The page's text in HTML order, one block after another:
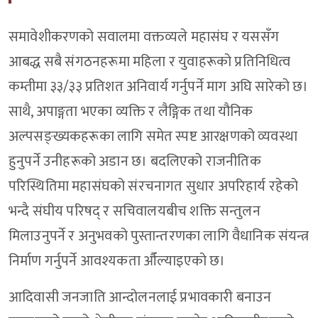
समावेशीकरणको सवालमा वक्तव्यले महासंघ र यससँग
आबद्ध सबै संगठनहरूमा महिला र युवाहरूको प्रतिनिधित्व
कम्तीमा ३३/३३ प्रतिशत अनिवार्य गर्नुपर्ने माग अघि सारेको छ।
साथै, अपाङ्गता भएका व्यक्ति र लैङ्गिक तथा यौनिक
अल्पसङ्ख्यकहरूका लागि समेत स्पष्ट आरक्षणको व्यवस्था
हुनुपर्ने उनीहरूको अडान छ। बदलिएको राजनीतिक
परिस्थितिमा महासंघको संरचनागत सुधार अपरिहार्य रहेको
भन्दै संघीय परिषद् र सचिवालयबीच शक्ति सन्तुलन
मिलाउनुपर्ने र अनुभवको पुस्तान्तरणका लागि वैधानिक संयन्त्र
निर्माण गर्नुपर्ने आवश्यकता औँल्याइएको छ।
आदिवासी जनजाति आन्दोलनलाई प्रभावकारी बनाउन